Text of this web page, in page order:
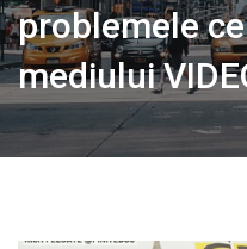
problemele
mediului